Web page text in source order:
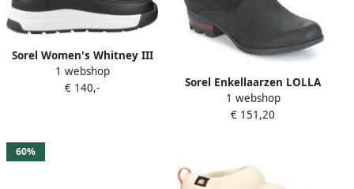
Sorel Women's Whitney III
Mid WP Winterschoenen
zwart
1 webshop
€ 140,-
Sorel Enkellaarzen LOLLA
BOOTIE
1 webshop
€ 151,20
60%